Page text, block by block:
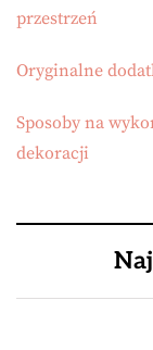
przestrzeń
Oryginalne
Sposoby na
dekoracji